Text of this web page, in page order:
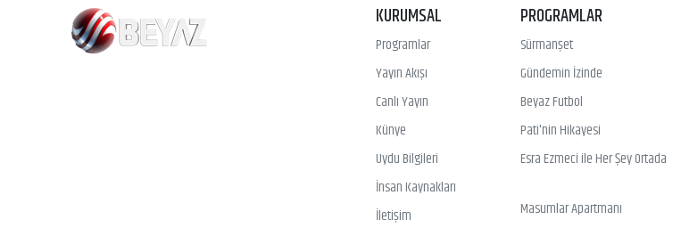
KURUMSAL
Programlar
Yayın Akışı
Canlı Yayın
Künye
Uydu Bilgileri
İnsan Kaynakları
İletişim
PROGRAMLAR
Sürmanşet
Gündemin İzinde
Beyaz Futbol
Pati'nin Hikayesi
Esra Ezmeci ile Her Şey Ortada
Masumlar Apartmanı